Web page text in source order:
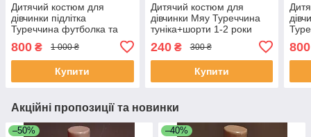
Дитячий костюм для
дівчинки підлітка
Туреччина футболка та
шорти джинс Аквамарин
12-18 років бірюза
800 ₴ 1 000 ₴
Купити
Дитячий костюм для
дівчинки Мяу Туреччина
туніка+шорти 1-2 роки
помаранчева
240₴ 300 ₴
Купити
800
Акційні пропозиції та новинки
–50% –40%